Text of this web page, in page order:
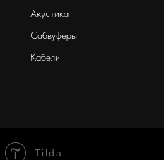
Акустика
Сабвуферы
Кабели
Tilda